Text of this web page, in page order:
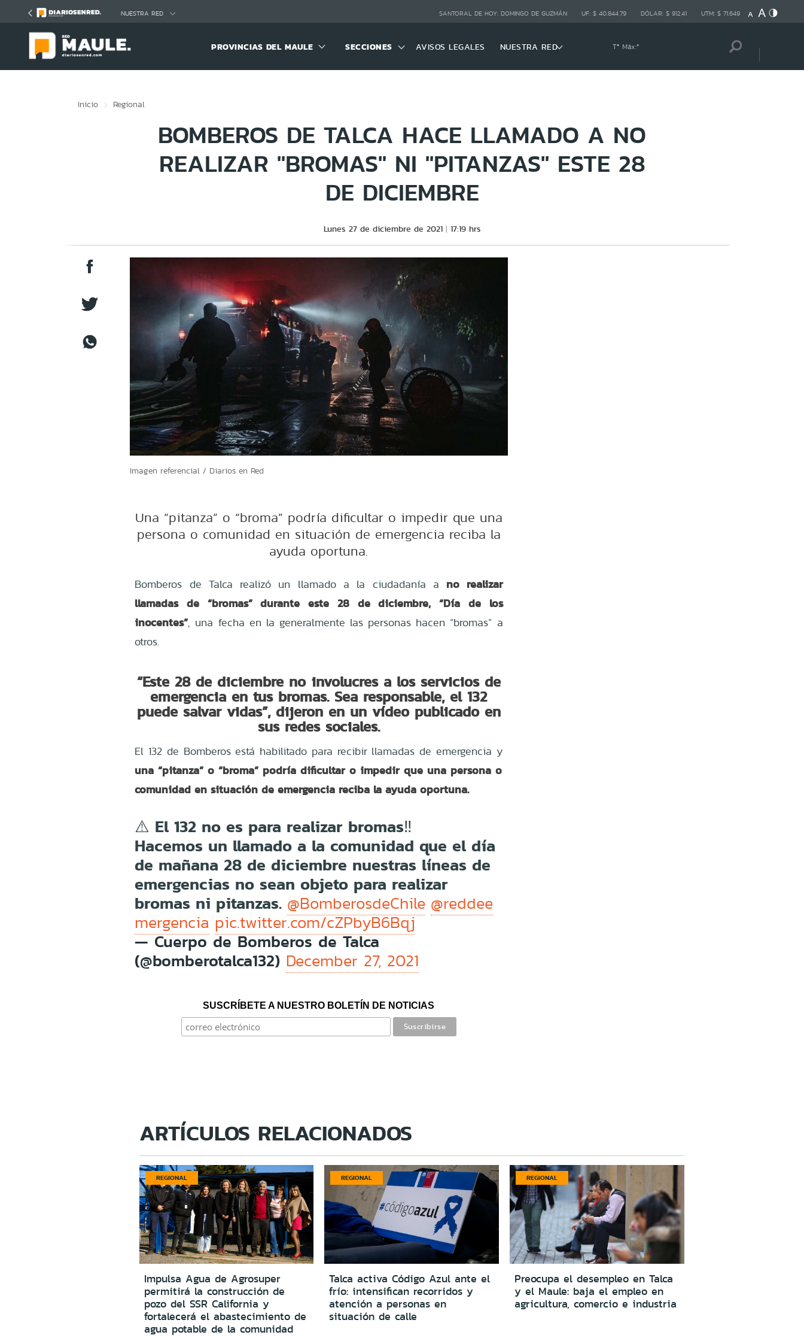
NUESTRA RED SANTORAL DE HOY: DOMINGO DE GUZMÁN UF: $ 40.844,79 DÓLAR: $ 912,41 UTM: $ 71.649
PROVINCIAS DEL MAULE SECCIONES AVISOS LEGALES NUESTRA RED Tª Máx:º
Inicio Regional
BOMBEROS DE TALCA HACE LLAMADO A NO
REALIZAR "BROMAS" NI "PITANZAS" ESTE 28
DE DICIEMBRE
Lunes 27 de diciembre de 2021 17:19 hrs
Imagen referencial / Diarios en Red
Una “pitanza” o “broma” podría dificultar o impedir que una
persona o comunidad en situación de emergencia reciba la
ayuda oportuna.
Bomberos de Talca realizó un llamado a la ciudadanía a no realizar
llamadas de “bromas” durante este 28 de diciembre, “Día de los
inocentes”, una fecha en la generalmente las personas hacen “bromas” a
otros.
“Este 28 de diciembre no involucres a los servicios de
emergencia en tus bromas. Sea responsable, el 132
puede salvar vidas”, dijeron en un vídeo publicado en
sus redes sociales.
El 132 de Bomberos está habilitado para recibir llamadas de emergencia y
una “pitanza” o “broma” podría dificultar o impedir que una persona o
comunidad en situación de emergencia reciba la ayuda oportuna.
⚠️ El 132 no es para realizar bromas‼️
Hacemos un llamado a la comunidad que el día
de mañana 28 de diciembre nuestras líneas de
emergencias no sean objeto para realizar
bromas ni pitanzas. @BomberosdeChile @reddee
mergencia pic.twitter.com/cZPbyB6Bqj
— Cuerpo de Bomberos de Talca
(@bomberotalca132) December 27, 2021
SUSCRÍBETE A NUESTRO BOLETÍN DE NOTICIAS
ARTÍCULOS RELACIONADOS
REGIONAL
Impulsa Agua de Agrosuper
permitirá la construcción de
pozo del SSR California y
fortalecerá el abastecimiento de
agua potable de la comunidad
REGIONAL
Talca activa Código Azul ante el
frío: intensifican recorridos y
atención a personas en
situación de calle
REGIONAL
Preocupa el desempleo en Talca
y el Maule: baja el empleo en
agricultura, comercio e industria